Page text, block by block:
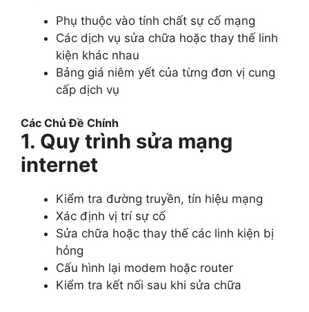
Phụ thuộc vào tính chất sự cố mạng
Các dịch vụ sửa chữa hoặc thay thế linh
kiện khác nhau
Bảng giá niêm yết của từng đơn vị cung
cấp dịch vụ
Các Chủ Đề Chính
1. Quy trình sửa mạng
internet
Kiểm tra đường truyền, tín hiệu mạng
Xác định vị trí sự cố
Sửa chữa hoặc thay thế các linh kiện bị
hỏng
Cấu hình lại modem hoặc router
Kiểm tra kết nối sau khi sửa chữa